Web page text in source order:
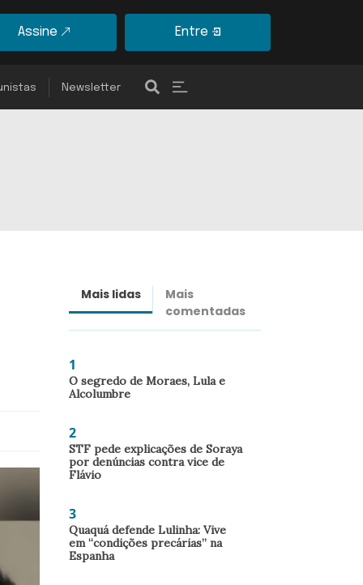
Assine Entre
Newsletter
Mais lidas
Mais
comentadas
1
O segredo de Moraes, Lula e
Alcolumbre
2
STF pede explicações de Soraya
por denúncias contra vice de
Flávio
3
Quaquá defende Lulinha: Vive
em “condições precárias” na
Espanha